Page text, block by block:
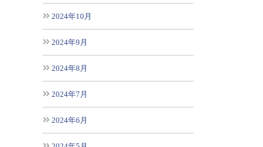
2024年10月
2024年9月
2024年8月
2024年7月
2024年6月